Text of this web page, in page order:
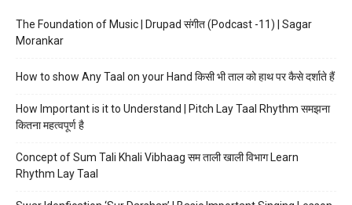
The Foundation of Music | Drupad संगीत (Podcast -11) | Sagar
Morankar
How to show Any Taal on your Hand किसी भी ताल को हाथ पर कैसे दर्शाते हैं
How Important is it to Understand | Pitch Lay Taal Rhythm समझना
कितना महत्वपूर्ण है
Concept of Sum Tali Khali Vibhaag सम ताली खाली विभाग Learn
Rhythm Lay Taal